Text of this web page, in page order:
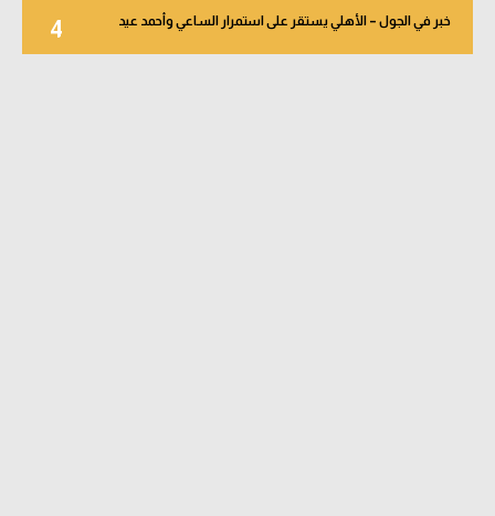
4 خبر في الجول – الأهلي يستقر على استمرار الساعي وأحمد عيد